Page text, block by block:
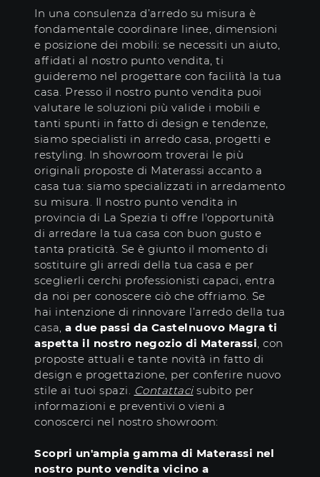
In una consulenza d’arredo su misura è
fondamentale coordinare linee, dimensioni
e posizione dei mobili: se necessiti un aiuto,
affidati al nostro punto vendita, ti
guideremo nel progettare con facilità la tua
casa. Presso il nostro punto vendita puoi
valutare le soluzioni più valide i mobili e
tanti spunti in fatto di design e tendenze,
siamo specialisti in arredo casa, progetti e
restyling. In showroom troverai le più
originali proposte di Materassi accanto a
casa tua: siamo specializzati in arredamento
su misura. Il nostro punto vendita in
provincia di La Spezia ti offre l'opportunità
di arredare la tua casa con buon gusto e
tanta praticità. Se è giunto il momento di
sostituire gli arredi della tua casa e per
sceglierli cerchi professionisti capaci, entra
da noi per conoscere ciò che offriamo. Se
hai intenzione di rinnovare l’arredo della tua
casa, a due passi da Castelnuovo Magra ti
aspetta il nostro negozio di Materassi, con
proposte attuali e tante novità in fatto di
design e progettazione, per conferire nuovo
stile ai tuoi spazi. Contattacisubito per
informazioni e preventivi o vieni a
conoscerci nel nostro showroom:
Scopri un'ampia gamma di Materassi nel
nostro punto vendita vicino a